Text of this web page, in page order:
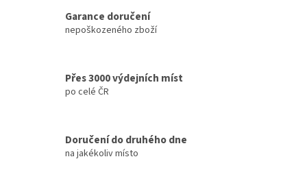
Garance doručení
nepoškozeného zboží
Přes 3000 výdejních míst
po celé ČR
Doručení do druhého dne
na jakékoliv místo